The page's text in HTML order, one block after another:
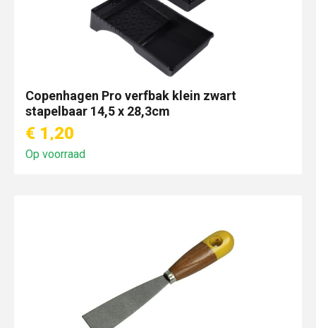
Copenhagen Pro verfbak klein zwart
stapelbaar 14,5 x 28,3cm
€ 1,20
Op voorraad